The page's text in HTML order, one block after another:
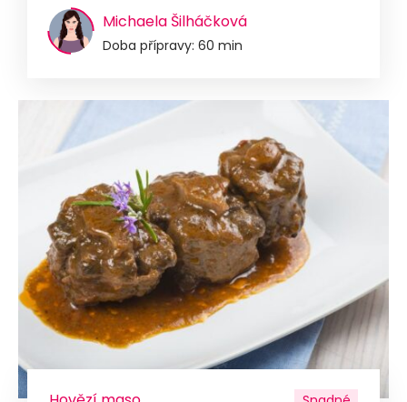
Michaela Šilháčková
Doba přípravy: 60 min